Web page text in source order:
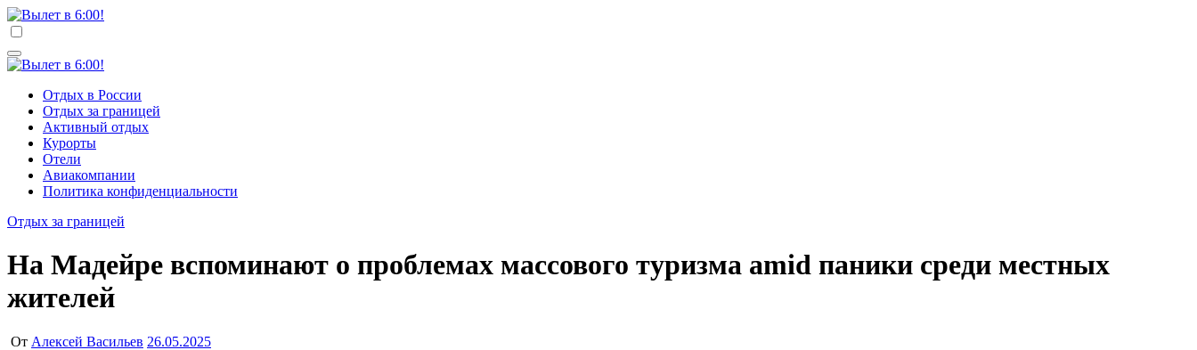
Перейти
к
Учредитель ООО "Клуб регионов", ИНН 6685155934 Генеральный директор: Чернокоз Ольга Валерьевна info@gosrf.ru +7 (495) 920-51-49
Отдых в России
Отдых за границей
Активный отдых
Курорты
Отели
Авиакомпании
Политика конфиденциальности
Отдых за границей
На Мадейре вспоминают о проблемах массового туризма amid паники среди местных
жителей
От Алексей Васильев 26.05.2025